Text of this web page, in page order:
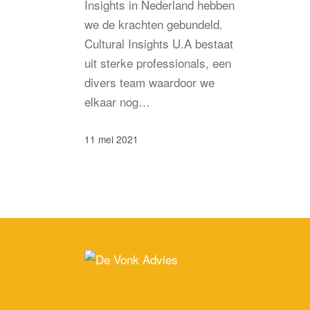
Insights in Nederland hebben
we de krachten gebundeld.
Cultural Insights U.A bestaat
uit sterke professionals, een
divers team waardoor we
elkaar nog…
11 mei 2021